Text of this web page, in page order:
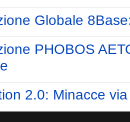
Globale
PHOBOS
2.0: Minacce